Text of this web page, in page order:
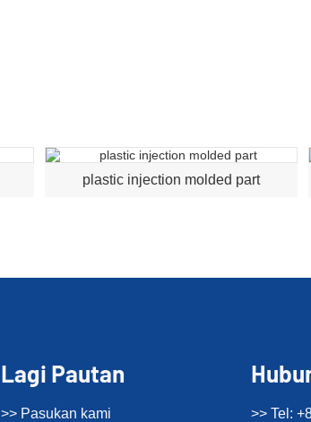
plastic injection molded part
Lagi Pautan
>> Pasukan kami
>> Tel: